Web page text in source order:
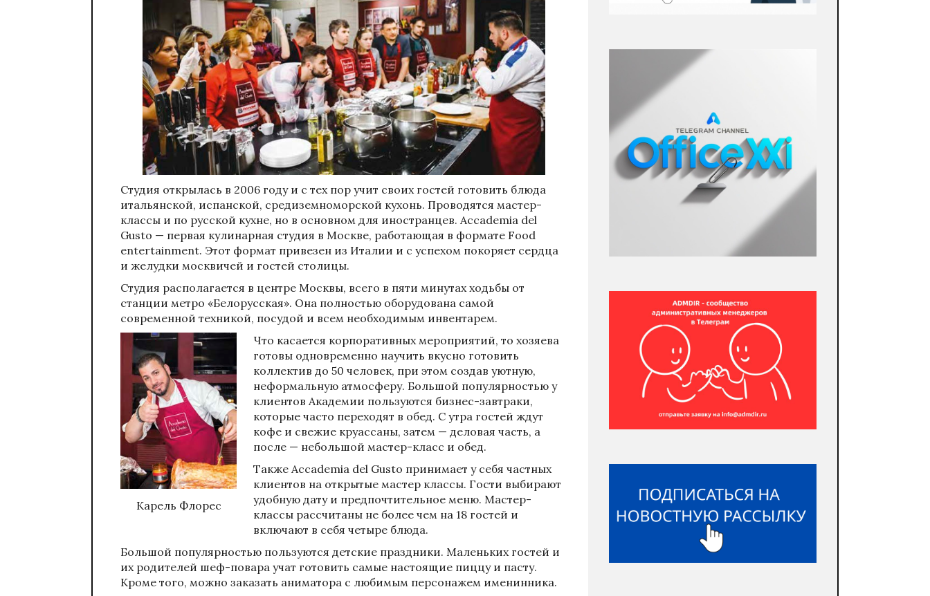
Cтудия открылась в 2006 году и с тех пор учит своих гостей готовить блюда
итальянской, испанской, средиземноморской кухонь. Проводятся мастер-
классы и по русской кухне, но в основном для иностранцев. Accademia del
Gusto — первая кулинарная студия в Москве, работающая в формате Food
entertainment. Этот формат привезен из Италии и с успехом покоряет сердца
и желудки москвичей и гостей столицы.
Студия располагается в центре Москвы, всего в пяти минутах ходьбы от
станции метро «Белорусская». Она полностью оборудована самой
современной техникой, посудой и всем необходимым инвентарем.
Карель Флорес
Что касается корпоративных мероприятий, то хозяева
готовы одновременно научить вкусно готовить
коллектив до 50 человек, при этом создав уютную,
неформальную атмосферу. Большой популярностью у
клиентов Академии пользуются бизнес-завтраки,
которые часто переходят в обед. С утра гостей ждут
кофе и свежие круассаны, затем — деловая часть, а
после — небольшой мастер-класс и обед.
Также Accademia del Gusto принимает у себя частных
клиентов на открытые мастер классы. Гости выбирают
удобную дату и предпочтительное меню. Мастер-
классы рассчитаны не более чем на 18 гостей и
включают в себя четыре блюда.
Большой популярностью пользуются детские праздники. Маленьких гостей и
их родителей шеф-повара учат готовить самые настоящие пиццу и пасту.
Кроме того, можно заказать аниматора с любимым персонажем именинника.